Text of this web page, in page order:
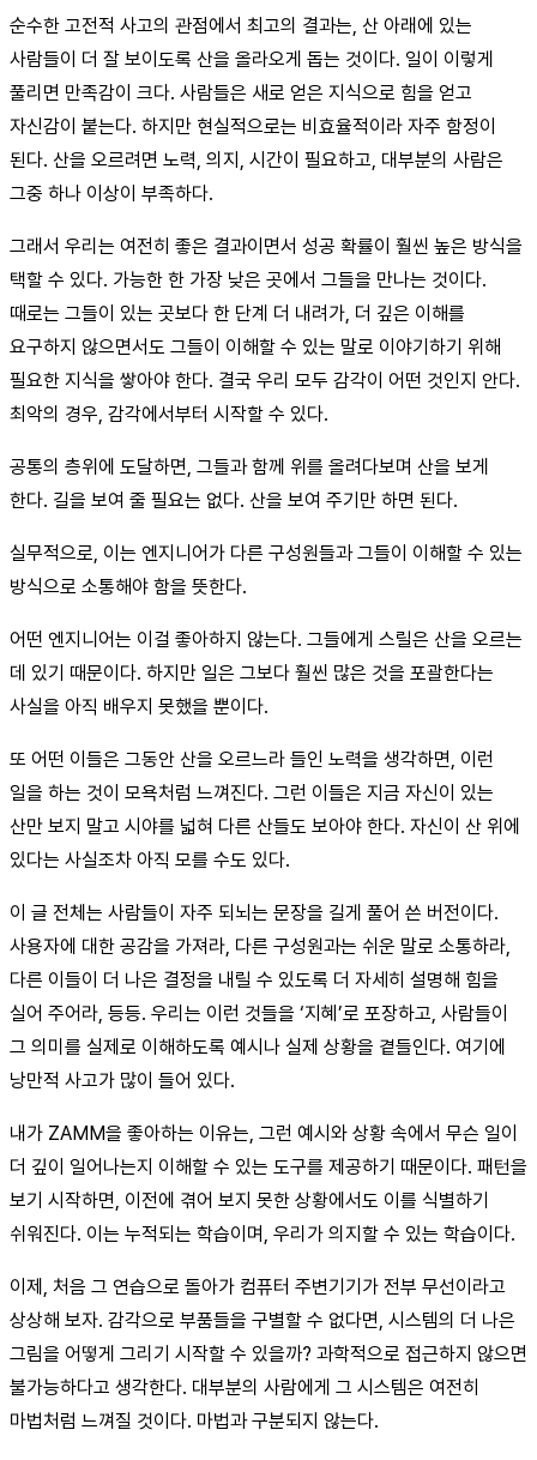
순수한 고전적 사고의 관점에서 최고의 결과는, 산 아래에 있는
사람들이 더 잘 보이도록 산을 올라오게 돕는 것이다. 일이 이렇게
풀리면 만족감이 크다. 사람들은 새로 얻은 지식으로 힘을 얻고
자신감이 붙는다. 하지만 현실적으로는 비효율적이라 자주 함정이
된다. 산을 오르려면 노력, 의지, 시간이 필요하고, 대부분의 사람은
그중 하나 이상이 부족하다.
그래서 우리는 여전히 좋은 결과이면서 성공 확률이 훨씬 높은 방식을
택할 수 있다. 가능한 한 가장 낮은 곳에서 그들을 만나는 것이다.
때로는 그들이 있는 곳보다 한 단계 더 내려가, 더 깊은 이해를
요구하지 않으면서도 그들이 이해할 수 있는 말로 이야기하기 위해
필요한 지식을 쌓아야 한다. 결국 우리 모두 감각이 어떤 것인지 안다.
최악의 경우, 감각에서부터 시작할 수 있다.
공통의 층위에 도달하면, 그들과 함께 위를 올려다보며 산을 보게
한다. 길을 보여 줄 필요는 없다. 산을 보여 주기만 하면 된다.
실무적으로, 이는 엔지니어가 다른 구성원들과 그들이 이해할 수 있는
방식으로 소통해야 함을 뜻한다.
어떤 엔지니어는 이걸 좋아하지 않는다. 그들에게 스릴은 산을 오르는
데 있기 때문이다. 하지만 일은 그보다 훨씬 많은 것을 포괄한다는
사실을 아직 배우지 못했을 뿐이다.
또 어떤 이들은 그동안 산을 오르느라 들인 노력을 생각하면, 이런
일을 하는 것이 모욕처럼 느껴진다. 그런 이들은 지금 자신이 있는
산만 보지 말고 시야를 넓혀 다른 산들도 보아야 한다. 자신이 산 위에
있다는 사실조차 아직 모를 수도 있다.
이 글 전체는 사람들이 자주 되뇌는 문장을 길게 풀어 쓴 버전이다.
사용자에 대한 공감을 가져라, 다른 구성원과는 쉬운 말로 소통하라,
다른 이들이 더 나은 결정을 내릴 수 있도록 더 자세히 설명해 힘을
실어 주어라, 등등. 우리는 이런 것들을 ‘지혜’로 포장하고, 사람들이
그 의미를 실제로 이해하도록 예시나 실제 상황을 곁들인다. 여기에
낭만적 사고가 많이 들어 있다.
내가 ZAMM을 좋아하는 이유는, 그런 예시와 상황 속에서 무슨 일이
더 깊이 일어나는지 이해할 수 있는 도구를 제공하기 때문이다. 패턴을
보기 시작하면, 이전에 겪어 보지 못한 상황에서도 이를 식별하기
쉬워진다. 이는 누적되는 학습이며, 우리가 의지할 수 있는 학습이다.
이제, 처음 그 연습으로 돌아가 컴퓨터 주변기기가 전부 무선이라고
상상해 보자. 감각으로 부품들을 구별할 수 없다면, 시스템의 더 나은
그림을 어떻게 그리기 시작할 수 있을까? 과학적으로 접근하지 않으면
불가능하다고 생각한다. 대부분의 사람에게 그 시스템은 여전히
마법처럼 느껴질 것이다. 마법과 구분되지 않는다.